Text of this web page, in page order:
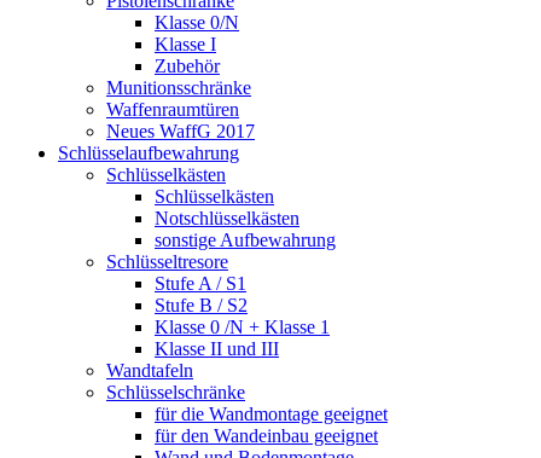
Klasse 0/N
Klasse I
Zubehör
Munitionsschränke
Waffenraumtüren
Neues WaffG 2017
Schlüsselaufbewahrung
Schlüsselkästen
Schlüsselkästen
Notschlüsselkästen
sonstige Aufbewahrung
Schlüsseltresore
Stufe A / S1
Stufe B / S2
Klasse 0 /N + Klasse 1
Klasse II und III
Wandtafeln
Schlüsselschränke
für die Wandmontage geeignet
für den Wandeinbau geeignet